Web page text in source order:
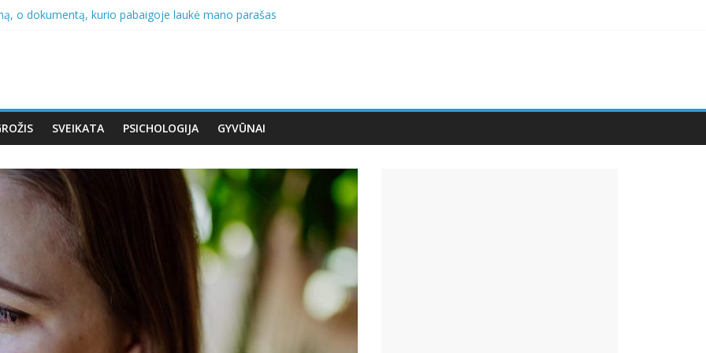
o dokumentą, kurio pabaigoje laukė mano parašas
vestuvių metines pirmą kartą nusprendžiau saugoti save…
kol vieną popietę nebegalėjau pakilti nuo suoliuko, o dukros reakcija parodė, kuo per tuos metus jai tapau
tai, ko po mano žodžių tikrai nenusipelniau
SVEIKATA PSICHOLOGIJA GYVŪNAI